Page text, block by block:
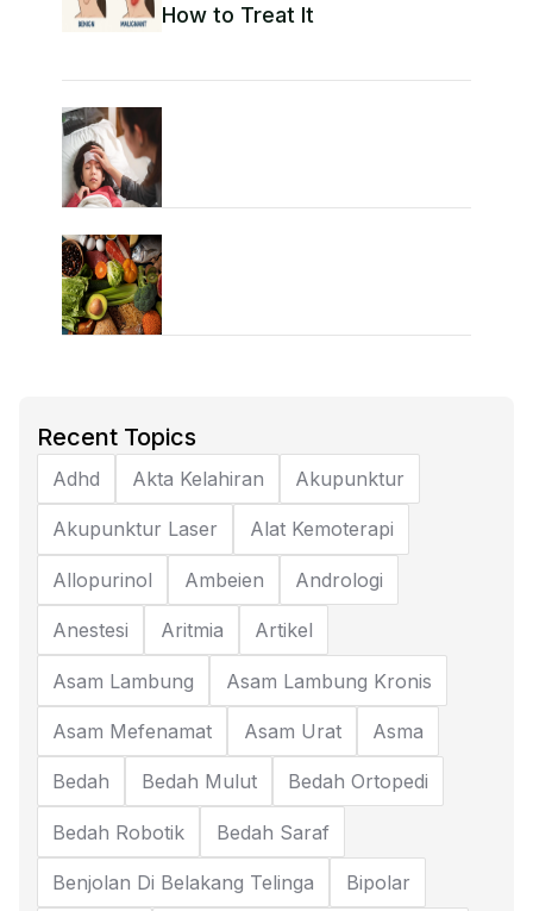
How to Treat It
Recent Topics
Adhd Akta Kelahiran Akupunktur
Akupunktur Laser Alat Kemoterapi
Allopurinol Ambeien Andrologi
Anestesi Aritmia Artikel
Asam Lambung Asam Lambung Kronis
Asam Mefenamat Asam Urat Asma
Bedah Bedah Mulut Bedah Ortopedi
Bedah Robotik Bedah Saraf
Benjolan Di Belakang Telinga Bipolar